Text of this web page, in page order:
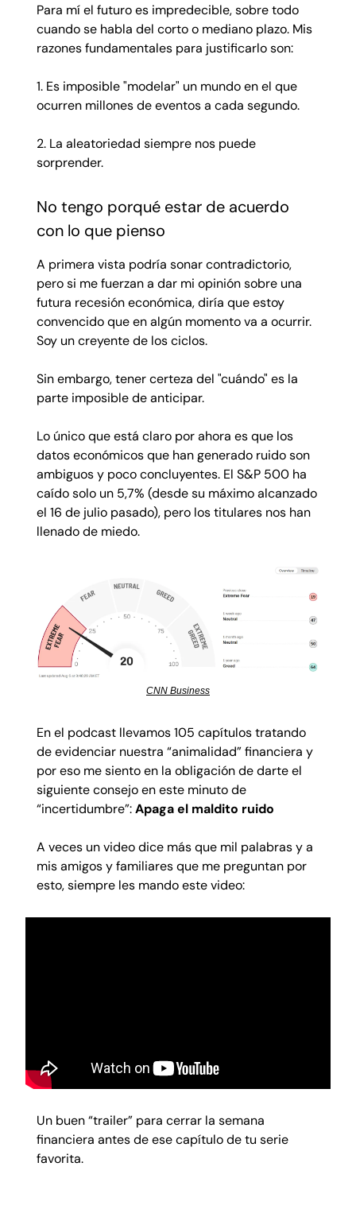
Para mí el futuro es impredecible, sobre todo
cuando se habla del corto o mediano plazo. Mis
razones fundamentales para justificarlo son:
1. Es imposible "modelar" un mundo en el que
ocurren millones de eventos a cada segundo.
2. La aleatoriedad siempre nos puede
sorprender.
No tengo porqué estar de acuerdo
con lo que pienso
A primera vista podría sonar contradictorio,
pero si me fuerzan a dar mi opinión sobre una
futura recesión económica, diría que estoy
convencido que en algún momento va a ocurrir.
Soy un creyente de los ciclos.
Sin embargo, tener certeza del "cuándo" es la
parte imposible de anticipar.
Lo único que está claro por ahora es que los
datos económicos que han generado ruido son
ambiguos y poco concluyentes. El S&P 500 ha
caído solo un 5,7% (desde su máximo alcanzado
el 16 de julio pasado), pero los titulares nos han
llenado de miedo.
CNN Business
En el podcast llevamos 105 capítulos tratando
de evidenciar nuestra “animalidad” financiera y
por eso me siento en la obligación de darte el
siguiente consejo en este minuto de
“incertidumbre”:Apaga el maldito ruido
A veces un video dice más que mil palabras y a
mis amigos y familiares que me preguntan por
esto, siempre les mando este video:
Un buen “trailer” para cerrar la semana
financiera antes de ese capítulo de tu serie
favorita.